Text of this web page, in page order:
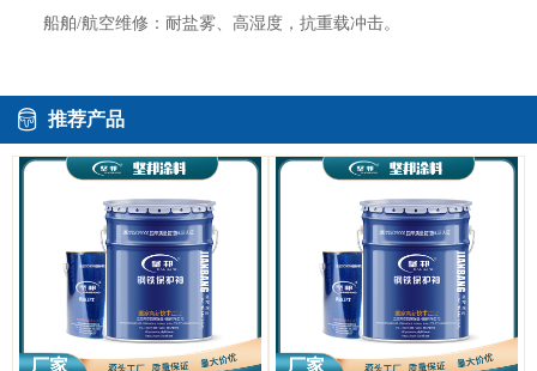
船舶/航空维修：耐盐雾、高湿度，抗重载冲击。
推荐产品